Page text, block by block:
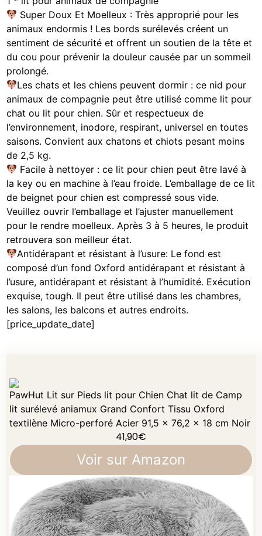
Super Doux Et Moelleux : Très approprié pour les
animaux endormis ! Les bords surélevés créent un
sentiment de sécurité et offrent un soutien de la tête et
du cou pour prévenir la douleur causée par un sommeil
prolongé.
Les chats et les chiens peuvent dormir : ce nid pour
animaux de compagnie peut être utilisé comme lit pour
chat ou lit pour chien. Sûr et respectueux de
l’environnement, inodore, respirant, universel en toutes
saisons. Convient aux chatons et chiots pesant moins
de 2,5 kg.
Facile à nettoyer : ce lit pour chien peut être lavé à
la key ou en machine à l’eau froide. L’emballage de ce lit
de beignet pour chien est compressé sous vide.
Veuillez ouvrir l’emballage et l’ajuster manuellement
pour le rendre moelleux. Après 3 à 5 heures, le produit
retrouvera son meilleur état.
Antidérapant et résistant à l’usure: Le fond est
composé d’un fond Oxford antidérapant et résistant à
l’usure, antidérapant et résistant à l’humidité. Exécution
exquise, tough. Il peut être utilisé dans les chambres,
les salons, les balcons et autres endroits.
[price_update_date]
PawHut Lit sur Pieds lit pour Chien Chat lit de Camp
lit surélevé aniamux Grand Confort Tissu Oxford
textilène Micro-perforé Acier 91,5 x 76,2 x 18 cm Noir
41,90€
Voir sur Amazon